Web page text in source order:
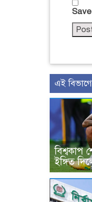
এই
বিশ্বকাপ
ইঙ্গিত